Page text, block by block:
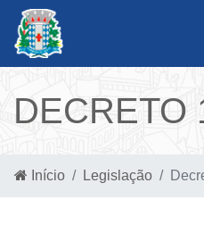
DECRETO
Início Legislação